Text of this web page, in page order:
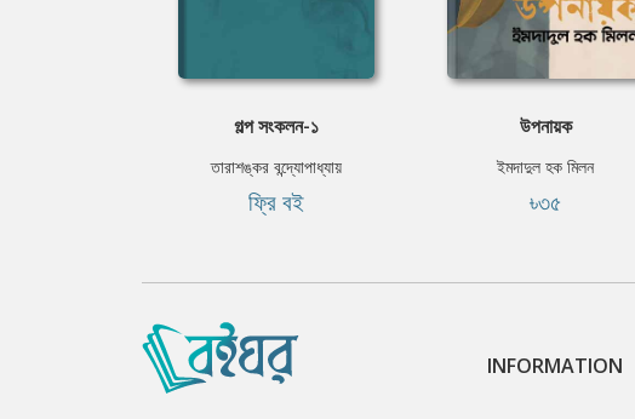
গল্প সংকলন-১
তারাশঙ্কর বন্দ্যোপাধ্যায়
ফ্রি বই
উপনায়ক
ইমদাদুল হক মিলন
৳৩৫
INFORMATION